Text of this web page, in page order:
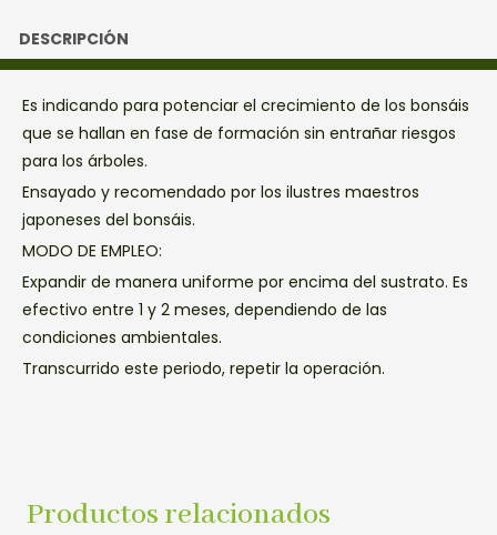
DESCRIPCIÓN
Es indicando para potenciar el crecimiento de los bonsáis
que se hallan en fase de formación sin entrañar riesgos
para los árboles.
Ensayado y recomendado por los ilustres maestros
japoneses del bonsáis.
MODO DE EMPLEO:
Expandir de manera uniforme por encima del sustrato. Es
efectivo entre 1 y 2 meses, dependiendo de las
condiciones ambientales.
Transcurrido este periodo, repetir la operación.
Productos relacionados